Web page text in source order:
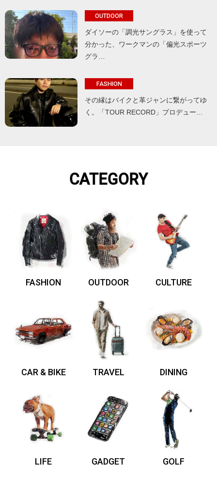
OUTDOOR
ダイソーの「調光サングラス」を使って
分かった、ワークマンの「偏光スポーツ
グラ…
FASHION
その縁はバイクと革ジャンに繋がってゆ
く。「TOUR RECORD」プロデュー…
CATEGORY
FASHION OUTDOOR CULTURE
CAR & BIKE TRAVEL DINING
LIFE GADGET GOLF